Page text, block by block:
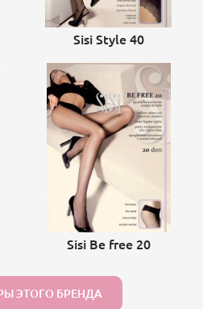
Sisi Style 40
Sisi Be free 20
ЭТОГО БРЕНДА